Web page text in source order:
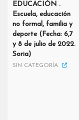
EDUCACIÓN .
Escuela, educación
no formal, familia y
deporte (Fecha: 6,7
y 8 de julio de 2022.
Soria)
SIN CATEGORÍA